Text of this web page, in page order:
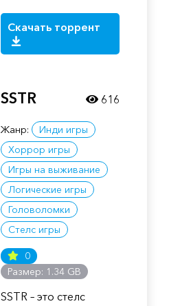
Скачать торрент
SSTR
Жанр:
Инди игры
Хоррор игры
Игры на выживание
Логические игры
Головоломки
Стелс игры
0
Размер: 1.34 GB
SSTR – это стелс
616